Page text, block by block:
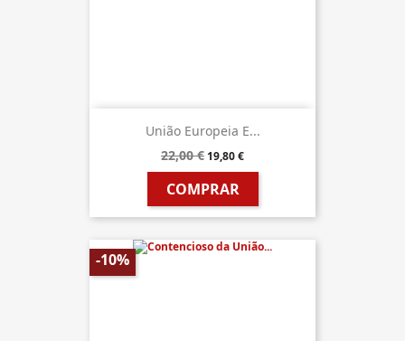
União Europeia E...
22,00 € 19,80 €
COMPRAR
-10%